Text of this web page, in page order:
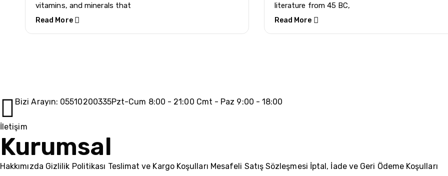
vitamins, and minerals that
Read More
literature from 45 BC,
Read More
Bizi Arayın: 05510200335Pzt-Cum 8:00 - 21:00 Cmt - Paz 9:00 - 18:00
İletişim
Kurumsal
Hakkımızda Gizlilik Politikası Teslimat ve Kargo Koşulları Mesafeli Satış Sözleşmesi İptal, İade ve Geri Ödeme Koşulları